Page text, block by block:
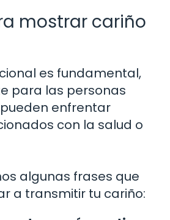
mostrar cariño
es fundamental,
para las personas
enfrentar
con la salud o
algunas frases que
a transmitir tu cariño: